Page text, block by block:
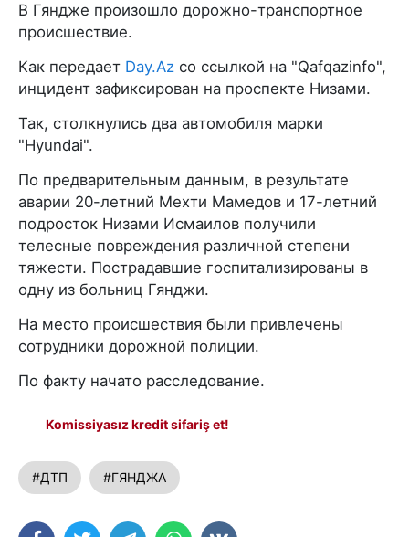
В Гяндже произошло дорожно-транспортное
происшествие.
Как передает Day.Az со ссылкой на "Qafqazinfo",
инцидент зафиксирован на проспекте Низами.
Так, столкнулись два автомобиля марки
"Hyundai".
По предварительным данным, в результате
аварии 20-летний Мехти Мамедов и 17-летний
подросток Низами Исмаилов получили
телесные повреждения различной степени
тяжести. Пострадавшие госпитализированы в
одну из больниц Гянджи.
На место происшествия были привлечены
сотрудники дорожной полиции.
По факту начато расследование.
Komissiyasız kredit sifariş et!
#ДТП #ГЯНДЖА